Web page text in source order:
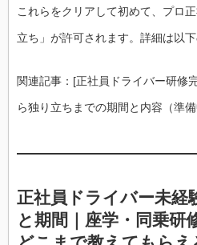
これらをクリアして初めて、プロ
立ち」が許可されます。詳細は以
関連記事：[正社員ドライバー研修
ら独り立ちまでの期間と内容（準
正社員ドライバー未経
と期間｜座学・同乗研